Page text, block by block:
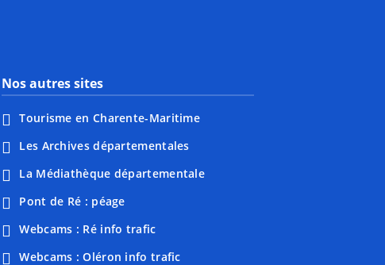
Nos autres sites
Tourisme en Charente-Maritime
Les Archives départementales
La Médiathèque départementale
Pont de Ré : péage
Webcams : Ré info trafic
Webcams : Oléron info trafic